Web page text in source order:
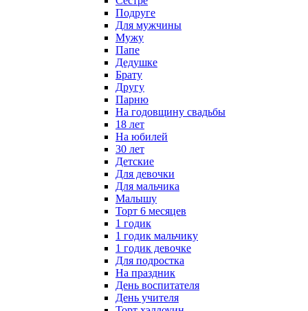
Подруге
Для мужчины
Мужу
Папе
Дедушке
Брату
Другу
Парню
На годовщину свадьбы
18 лет
На юбилей
30 лет
Детские
Для девочки
Для мальчика
Малышу
Торт 6 месяцев
1 годик
1 годик мальчику
1 годик девочке
Для подростка
На праздник
День воспитателя
День учителя